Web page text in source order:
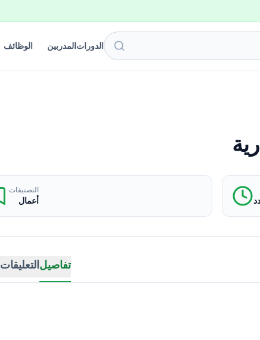
الدوراتالمدربين الوظائف
التصنيفات
أعمال
تفاصيلالتعليقات